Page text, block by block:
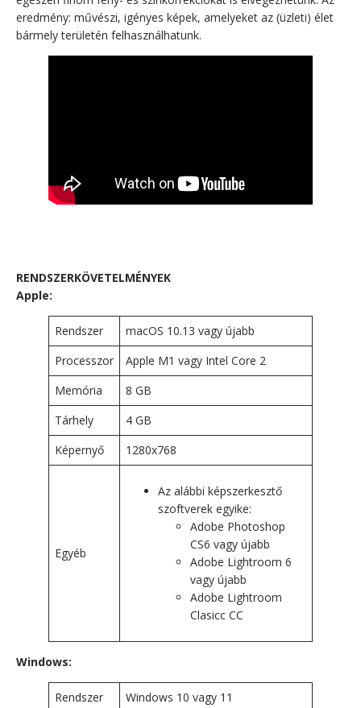
eredmény: művészi, igényes képek, amelyeket az (üzleti) élet
bármely területén felhasználhatunk.
RENDSZERKÖVETELMÉNYEK
Apple:
Rendszer
macOS 10.13 vagy újabb
Processzor
Apple M1 vagy Intel Core 2
Memória
8 GB
Tárhely
4 GB
Képernyő
1280x768
Egyéb
Az alábbi képszerkesztő
szoftverek egyike:
Adobe Photoshop
CS6 vagy újabb
Adobe Lightroom 6
vagy újabb
Adobe Lightroom
Clasicc CC
Windows:
Rendszer
Windows 10 vagy 11